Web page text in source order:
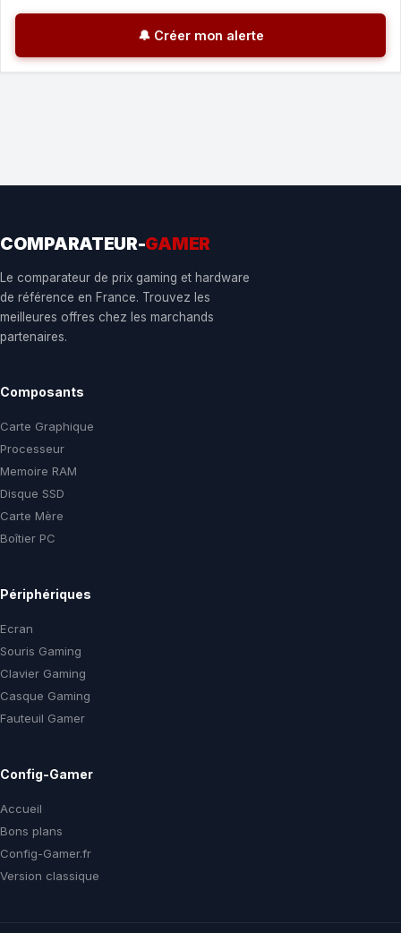
🔔 Créer mon alerte
COMPARATEUR-GAMER
Le comparateur de prix gaming et hardware
de référence en France. Trouvez les
meilleures offres chez les marchands
partenaires.
Composants
Carte Graphique
Processeur
Memoire RAM
Disque SSD
Carte Mère
Boîtier PC
Périphériques
Ecran
Souris Gaming
Clavier Gaming
Casque Gaming
Fauteuil Gamer
Config-Gamer
Accueil
Bons plans
Config-Gamer.fr
Version classique